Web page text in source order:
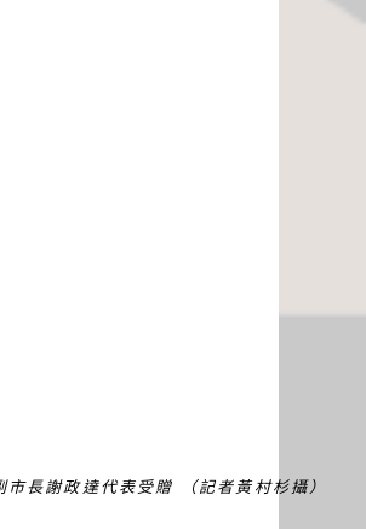
長謝政達代表受贈 （記者黃村杉攝）